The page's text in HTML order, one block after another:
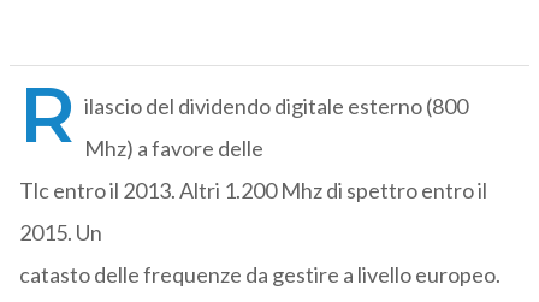
R ilascio del dividendo digitale esterno (800
Mhz) a favore delle
Tlc entro il 2013. Altri 1.200 Mhz di spettro entro il
2015. Un
catasto delle frequenze da gestire a livello europeo.